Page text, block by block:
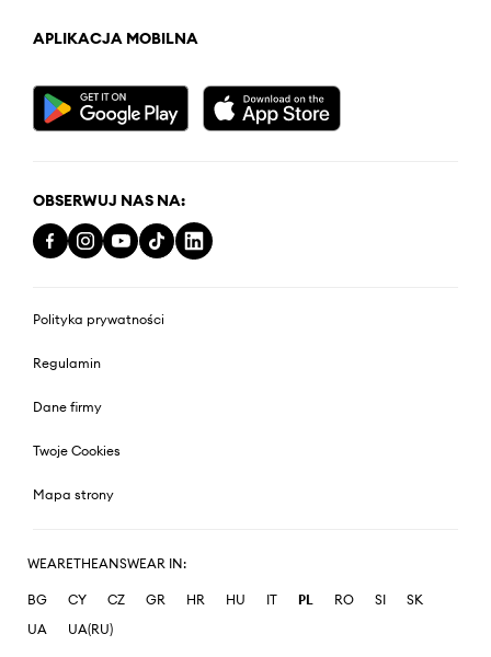
APLIKACJA MOBILNA
OBSERWUJ NAS NA:
Polityka prywatności
Regulamin
Dane firmy
Twoje Cookies
Mapa strony
WEARETHEANSWEAR IN:
BG CY CZ GR HR HU IT PL RO SI
SK
UA
UA(RU)